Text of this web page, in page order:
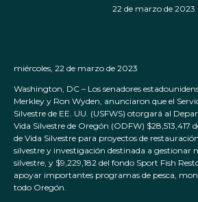
22 de marzo de 2023
miércoles, 22 de marzo de 2023
Washington, DC – Los senadores
Merkley y Ron Wyden, anunciaron que el
Silvestre de EE. UU. (USFWS) otorgará al
Vida Silvestre de Oregón (ODFW) $28,513,417
de Vida Silvestre para proyectos de
silvestre y investigación destinada a gestionar
silvestre, y $9,229,182 del fondo Sport Fish
apoyar importantes programas de pesca,
todo Oregón.